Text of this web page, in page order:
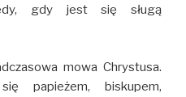
gdy jest się sługą
mowa Chrystusa.
papieżem, biskupem,